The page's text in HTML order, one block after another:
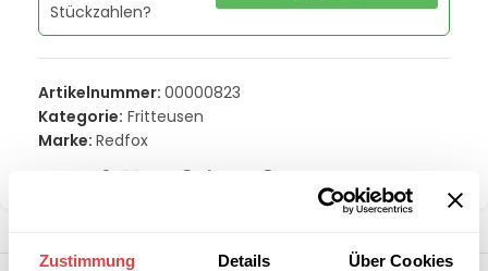
Zustimmung Details Über Cookies
Stückzahlen?
Artikelnummer: 00000823
Kategorie: Fritteusen
Marke: Redfox